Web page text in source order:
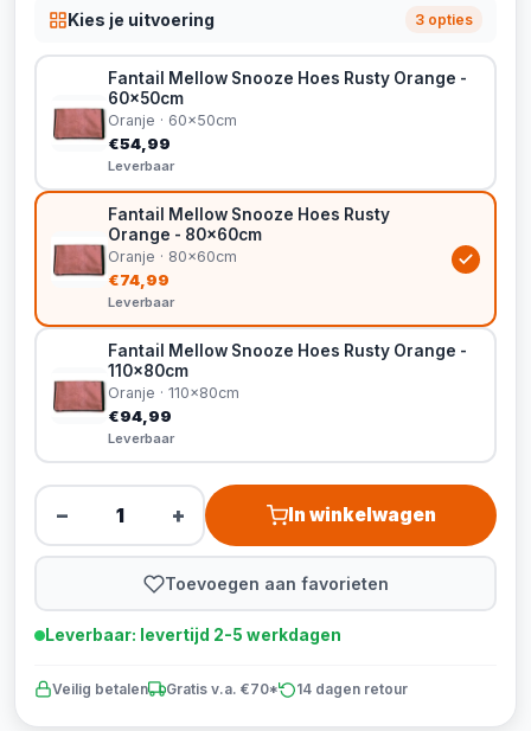
Kies je uitvoering 3 opties
Fantail Mellow Snooze Hoes Rusty Orange -
60x50cm
Oranje · 60x50cm
€54,99
Leverbaar
Fantail Mellow Snooze Hoes Rusty
Orange - 80x60cm
Oranje · 80x60cm
€74,99
Leverbaar
Fantail Mellow Snooze Hoes Rusty Orange -
110x80cm
Oranje · 110x80cm
€94,99
Leverbaar
− + In winkelwagen
Toevoegen aan favorieten
Leverbaar: levertijd 2-5 werkdagen
Veilig betalen Gratis v.a. €70* 14 dagen retour